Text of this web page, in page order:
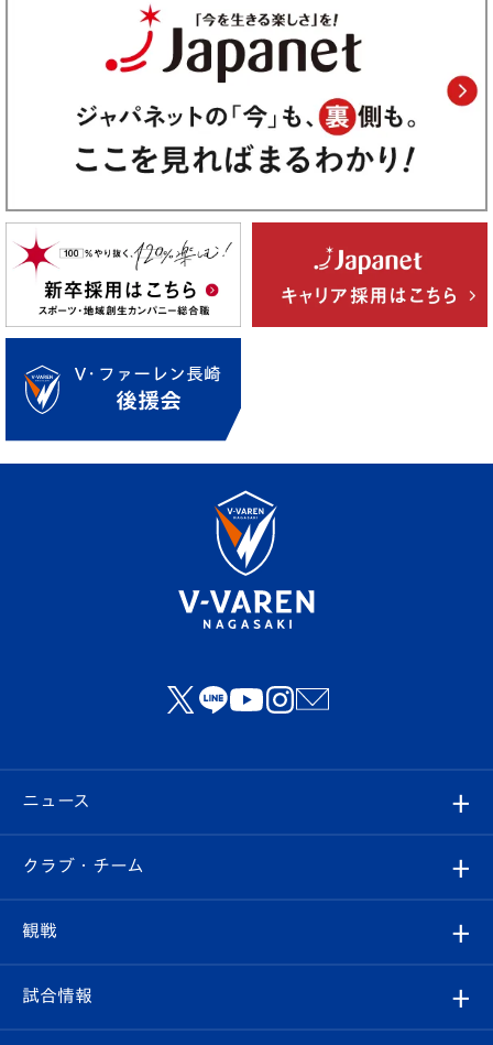
ニュース
すべて
クラブ
試合情報
クラブ・チーム
クラブ概要
観戦
観戦ルール
試合情報